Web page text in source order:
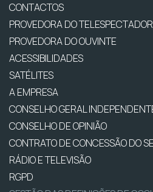
CONTACTOS
PROVEDORA DO TELESPECTADOR
PROVEDORA DO OUVINTE
ACESSIBILIDADES
SATÉLITES
A EMPRESA
CONSELHO GERAL
CONSELHO DE OPINIÃO
CONTRATO DE CONCESSÃO DO
RÁDIO E TELEVISÃO
RGPD